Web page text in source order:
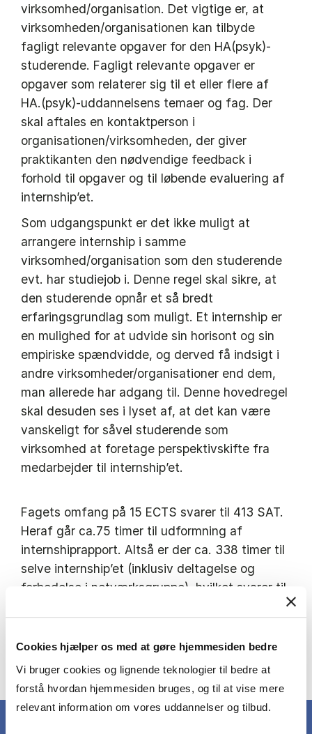
Cookies hjælper os med at gøre hjemmesiden bedre
Vi bruger cookies og lignende teknologier til bedre at
forstå hvordan hjemmesiden bruges, og til at vise mere
relevant information om vores uddannelser og tilbud.
virksomhed/organisation. Det vigtige er, at
virksomheden/organisationen kan tilbyde
fagligt relevante opgaver for den HA(psyk)-
studerende. Fagligt relevante opgaver er
opgaver som relaterer sig til et eller flere af
HA.(psyk)-uddannelsens temaer og fag. Der
skal aftales en kontaktperson i
organisationen/virksomheden, der giver
praktikanten den nødvendige feedback i
forhold til opgaver og til løbende evaluering af
internship’et.
Som udgangspunkt er det ikke muligt at
arrangere internship i samme
virksomhed/organisation som den studerende
evt. har studiejob i. Denne regel skal sikre, at
den studerende opnår et så bredt
erfaringsgrundlag som muligt. Et internship er
en mulighed for at udvide sin horisont og sin
empiriske spændvidde, og derved få indsigt i
andre virksomheder/organisationer end dem,
man allerede har adgang til. Denne hovedregel
skal desuden ses i lyset af, at det kan være
vanskeligt for såvel studerende som
virksomhed at foretage perspektivskifte fra
medarbejder til internship’et.
Fagets omfang på 15 ECTS svarer til 413 SAT.
Heraf går ca.75 timer til udformning af
internshiprapport. Altså er der ca. 338 timer til
selve internship’et (inklusiv deltagelse og
forbedelse i netværksgruppe), hvilket svarer til
virksomheden/organisationen.
Se den fulde beskrivelse i kursuskataloget